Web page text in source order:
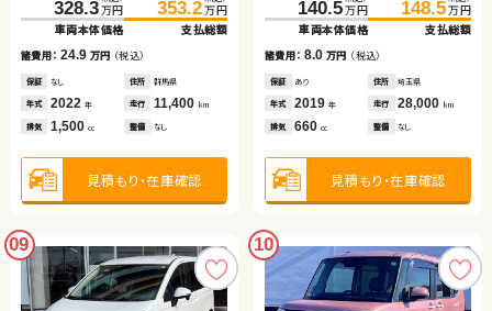
328.3万円
車両本体価格
353.2万円
支払総額
諸費用：24.9 万円 （税込）
保証 なし 住所 群馬県
年式 2022 年 走行 11,400 km
排気 1,500 cc 整備 なし
見積もり・在庫確認
140.5万円
車両本体価格
148.5万円
支払総額
諸費用：8.0 万円 （税込）
保証 あり 住所 埼玉県
年式 2019 年 走行 28,000 km
排気 660 cc 整備 なし
見積もり・在庫確認
09 10